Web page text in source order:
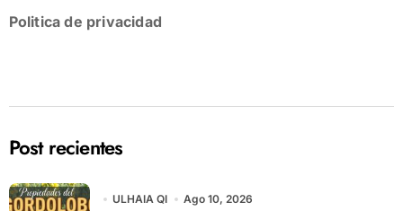
Politica de privacidad
Post recientes
ULHAIA QI Ago 10, 2026